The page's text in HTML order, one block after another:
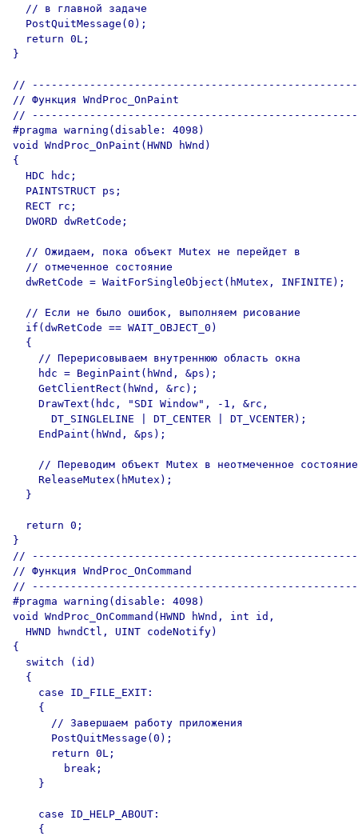
  // в главной задаче
  PostQuitMessage(0);
  return 0L;
}
//
// Функция WndProc_OnPaint
//
#pragma warning(disable: 4098)
void WndProc_OnPaint(HWND hWnd)
{
  HDC hdc;
  PAINTSTRUCT ps;
  RECT rc;
  DWORD dwRetCode;
  // Ожидаем, пока объект Mutex не перейдет в
  // отмеченное состояние
  dwRetCode = WaitForSingleObject(hMutex, INFINITE);
  // Если не было ошибок, выполняем рисование
  if(dwRetCode == WAIT_OBJECT_0)
  {
    // Перерисовываем внутреннюю область окна
    hdc = BeginPaint(hWnd, &ps);
    GetClientRect(hWnd, &rc);
    DrawText(hdc, "SDI Window", -1, &rc,
      DT_SINGLELINE | DT_CENTER | DT_VCENTER);
    EndPaint(hWnd, &ps);
    // Переводим объект Mutex в неотмеченное состояние
    ReleaseMutex(hMutex);
  }
  return 0;
}
//
// Функция WndProc_OnCommand
//
#pragma warning(disable: 4098)
void WndProc_OnCommand(HWND hWnd, int id,
  HWND hwndCtl, UINT codeNotify)
{
  switch (id)
  {
    case ID_FILE_EXIT:
    {
      // Завершаем работу приложения
      PostQuitMessage(0);
      return 0L;
        break;
    }
    case ID_HELP_ABOUT:
    {